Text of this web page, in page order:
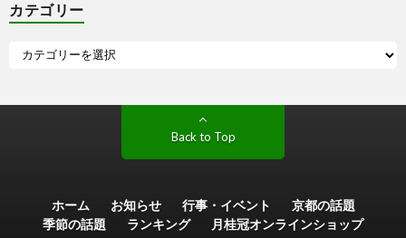
カテゴリー
Back to Top
ホーム お知らせ 行事・イベント
京都の話題
季節の話題
ランキング 月桂冠オンラインショップ